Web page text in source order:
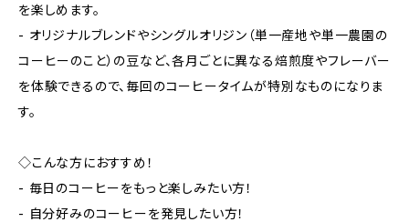
を楽しめます。
- オリジナルブレンドやシングルオリジン（単一産地や単一農園の
コーヒーのこと）の豆など、各月ごとに異なる焙煎度やフレーバー
を体験できるので、毎回のコーヒータイムが特別なものになりま
す。
◇こんな方におすすめ！
- 毎日のコーヒーをもっと楽しみたい方！
- 自分好みのコーヒーを発見したい方！